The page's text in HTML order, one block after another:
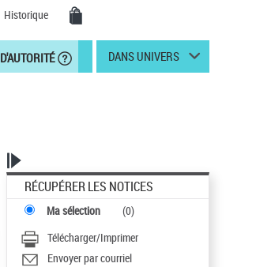
Historique
DANS UNIVERS
RÉCUPÉRER LES NOTICES
Ma sélection (0)
Télécharger/Imprimer
Envoyer par courriel